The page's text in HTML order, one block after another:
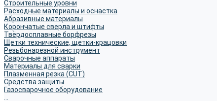
Строительные уровни
Расходные материалы и оснастка
Абразивные материалы
Корончатые сверла и штифты
Твёрдосплавные борфрезы
Щетки технические, щетки-крацовки
Резьбонарезной инструмент
Сварочные аппараты
Материалы для сварки
Плазменная резка (CUT)
Средства защиты
Газосварочное оборудование